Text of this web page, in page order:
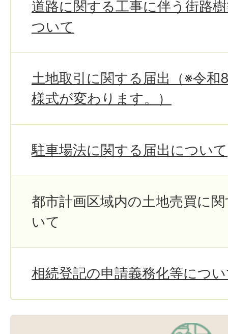
道路に関する工事に伴う街路
ついて
土地取引に関する届出（※令和
様式が変わります。）
駐車場法に関する届出について
都市計画区域内の土地売買に
いて
相続登記の申請義務化等につ